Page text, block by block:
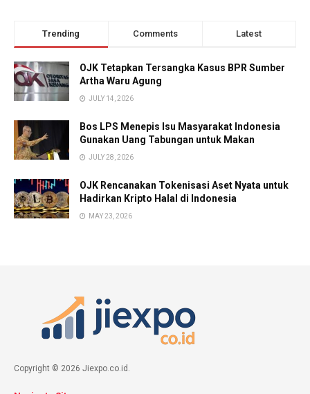
Trending Comments Latest
OJK Tetapkan Tersangka Kasus BPR Sumber
Artha Waru Agung
JULY 14, 2026
Bos LPS Menepis Isu Masyarakat Indonesia
Gunakan Uang Tabungan untuk Makan
JULY 28, 2026
OJK Rencanakan Tokenisasi Aset Nyata untuk
Hadirkan Kripto Halal di Indonesia
MAY 23, 2026
Copyright © 2026 Jiexpo.co.id.